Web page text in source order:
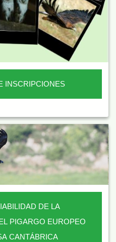
INSCRIPCIONES
DE LA
PIGARGO EUROPEO
CANTÁBRICA